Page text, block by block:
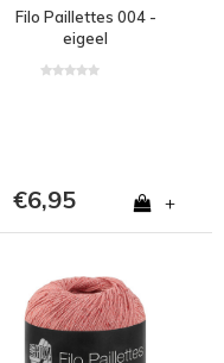
Filo Paillettes 004 -
eigeel
€6,95 +